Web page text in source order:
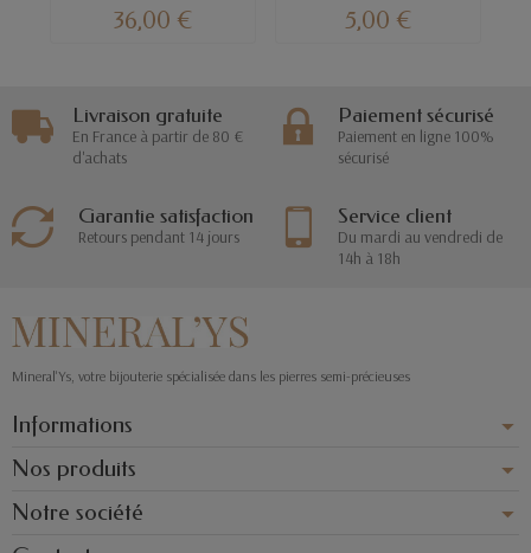
36,00 € 5,00 €
Livraison gratuite
En France à partir de 80 €
d'achats
Paiement sécurisé
Paiement en ligne 100%
sécurisé
Garantie satisfaction
Retours pendant 14 jours
Service client
Du mardi au vendredi de
14h à 18h
Mineral'Ys, votre bijouterie spécialisée dans les pierres semi-précieuses
Informations
Nos produits
Notre société